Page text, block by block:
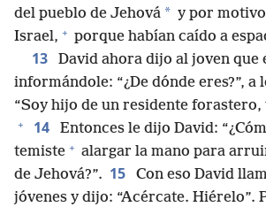
del pueblo de Jehová * y por motivo
Israel, + porque habían caído a
13
David ahora dijo al joven que
informándole: “¿De dónde eres?”, a
“Soy hijo de un residente forastero,
+ 14
Entonces le dijo David:
temiste + alargar la mano para
de Jehová?”. 15
Con eso David
jóvenes y dijo: “Acércate. Hiérelo”.